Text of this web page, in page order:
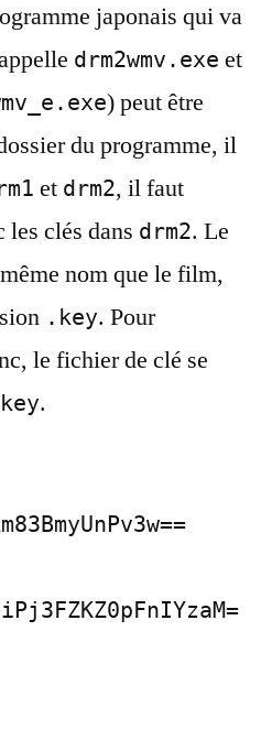
japonais qui va
drm2wmv.exe et
) peut être
du programme, il
et drm2, il faut
clés dans drm2. Le
nom que le film,
.key. Pour
le fichier de clé se
.